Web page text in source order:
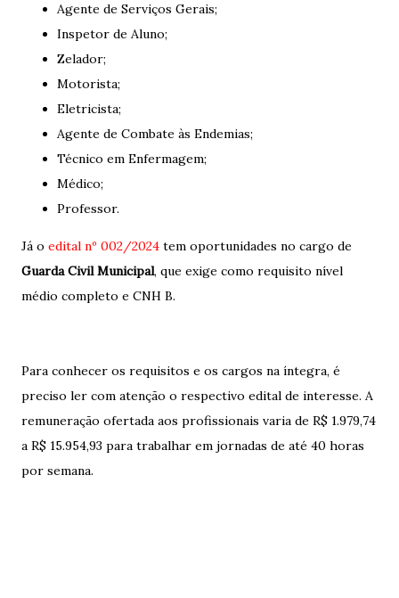
Agente de Serviços Gerais;
Inspetor de Aluno;
Zelador;
Motorista;
Eletricista;
Agente de Combate às Endemias;
Técnico em Enfermagem;
Médico;
Professor.
Já o edital nº 002/2024 tem oportunidades no cargo de
Guarda Civil Municipal, que exige como requisito nível
médio completo e CNH B.
Para conhecer os requisitos e os cargos na íntegra, é
preciso ler com atenção o respectivo edital de interesse. A
remuneração ofertada aos profissionais varia de R$ 1.979,74
a R$ 15.954,93 para trabalhar em jornadas de até 40 horas
por semana.